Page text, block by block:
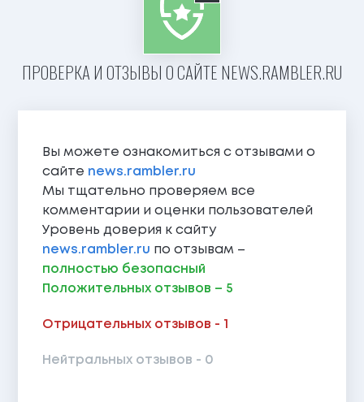
ПРОВЕРКА И ОТЗЫВЫ О САЙТЕ NEWS.RAMBLER.RU
Вы можете ознакомиться с отзывами о
сайте news.rambler.ru
Мы тщательно проверяем все
комментарии и оценки пользователей
Уровень доверия к сайту
news.rambler.ru по отзывам –
полностью безопасный
Положительных отзывов – 5
Отрицательных отзывов - 1
Нейтральных отзывов - 0